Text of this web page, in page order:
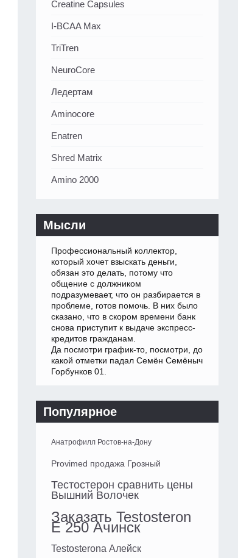
Creatine Capsules
I-BCAA Max
TriTren
NeuroCore
Ледертам
Aminocore
Enatren
Shred Matrix
Amino 2000
Мысли
Профессиональный коллектор,
который хочет взыскать деньги,
обязан это делать, потому что
общение с должником
подразумевает, что он разбирается в
проблеме, готов помочь. В них было
сказано, что в скором времени банк
снова приступит к выдаче экспресс-
кредитов гражданам.
Да посмотри график-то, посмотри, до
какой отметки падал Семён Семёныч
Горбунков 01.
Популярное
Анатрофилл Ростов-на-Дону
Provimed продажа Грозный
Тестостерон сравнить цены
Вышний Волочек
Заказать Testosteron
E 250 Ачинск
Testosterona Алейск